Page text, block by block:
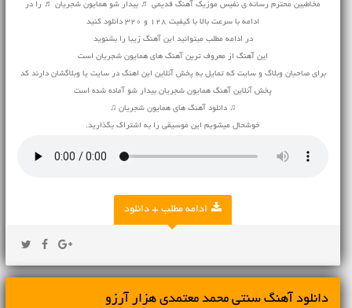
مخاطبین محترم رسانه ی نفیس موزیک آهنگ قدیمی♬ بیدار شو همایون شجریان ♬ را در
ادامه با سرعت بالا با کیفیت 128 و 320 دانلود کنید
در ادامه مطلب میتوانید این آهنگ زیبا را بشنوید
این آهنگ از معروف ترین آهنگ های همایون شجریان است
برای صاحبان وبلاگ و سایت که تمایل به پخش آنلاین این اهنگ در سایت یا وبلاگشان دارند کد
پخش آنلاین آهنگ همایون شجریان بیدار شو آماده شده است
♫ دانلود آهنگ های همایون شجریان ♫
خوشحال میشویم این موسیقی را به اشتراک بگذارید.
ادامه مطلب + دانلود
دانلود آهنگ سنتی محمد معتمدی هزار آرزو